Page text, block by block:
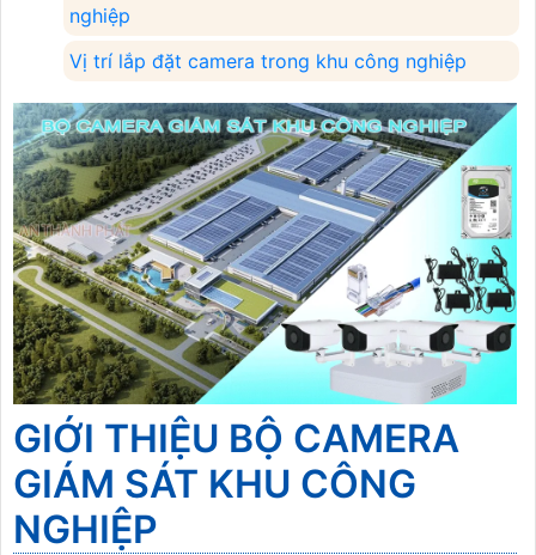
nghiệp
Vị trí lắp đặt camera trong khu công nghiệp
GIỚI THIỆU BỘ CAMERA
GIÁM SÁT KHU CÔNG
NGHIỆP